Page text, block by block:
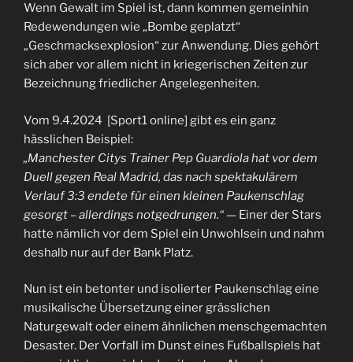
Wenn Gewalt im Spiel ist, dann kommen gemeinhin
Redewendungen wie „Bombe geplatzt“
„Geschmacksexplosion“ zur Anwendung. Dies gehört
sich aber vor allem nicht in kriegerischen Zeiten zur
Bezeichnung friedlicher Angelegenheiten.
Vom 9.4.2024 [Sport1 online] gibt es ein ganz
hässlichen Beispiel:
„Manchester Citys Trainer Pep Guardiola hat vor dem
Duell gegen Real Madrid, das nach spektakulärem
Verlauf 3:3 endete für einen kleinen Paukenschlag
gesorgt – allerdings notgedrungen.“ — Einer der Stars
hatte nämlich vor dem Spiel ein Unwohlsein und nahm
deshalb nur auf der Bank Platz.
Nun ist ein betonter und isolierter Paukenschlag eine
musikalische Übersetzung einer grässlichen
Naturgewalt oder einem ähnlichen menschgemachten
Desaster. Der Vorfall im Dunst eines Fußballspiels hat